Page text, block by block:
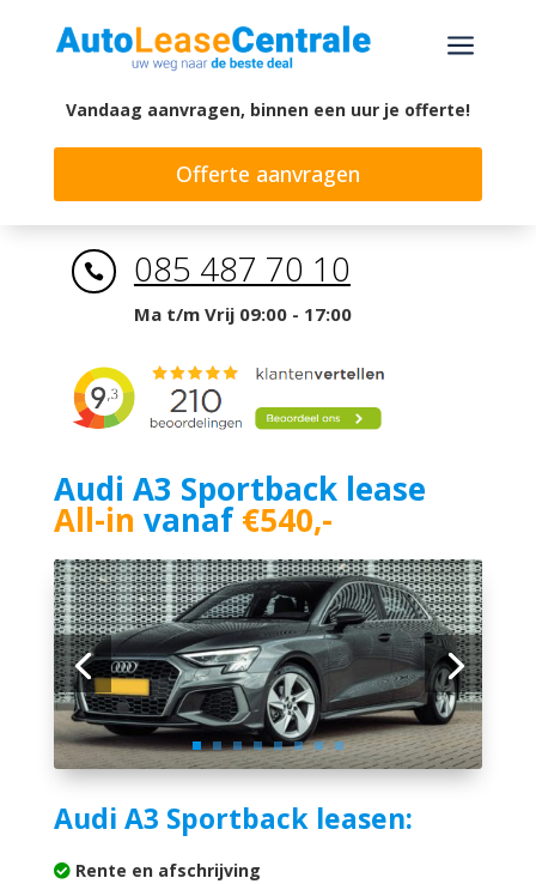
a
Vandaag aanvragen, binnen een uur je offerte!
Offerte aanvragen
 085 487 70 10
Ma t/m Vrij 09:00 - 17:00
Audi A3 Sportback lease
All-in vanaf€540,-
Audi A3 Sportback leasen:
Rente en afschrijving